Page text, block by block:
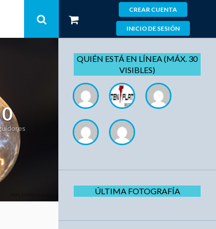
CREAR CUENTA
INICIO DE SESIÓN
0
QUIÉN ESTÁ EN LÍNEA (MÁX. 30
VISIBLES)
ÚLTIMA FOTOGRAFÍA